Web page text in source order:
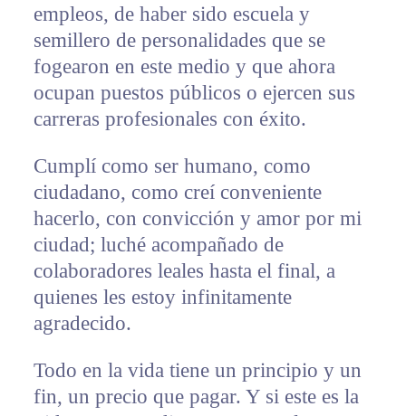
empleos, de haber sido escuela y
semillero de personalidades que se
fogearon en este medio y que ahora
ocupan puestos públicos o ejercen sus
carreras profesionales con éxito.
Cumplí como ser humano, como
ciudadano, como creí conveniente
hacerlo, con convicción y amor por mi
ciudad; luché acompañado de
colaboradores leales hasta el final, a
quienes les estoy infinitamente
agradecido.
Todo en la vida tiene un principio y un
fin, un precio que pagar. Y si este es la